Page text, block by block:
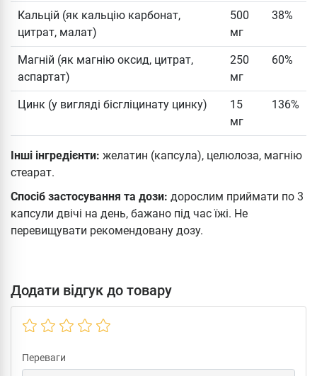
Кальцій (як кальцію карбонат,
цитрат, малат)
500
мг
38%
Магній (як магнію оксид, цитрат,
аспартат)
250
мг
60%
Цинк (у вигляді бісгліцинату цинку)
15
мг
136%
Інші інгредієнти: желатин (капсула), целюлоза, магнію
стеарат.
Спосіб застосування та дози: дорослим приймати по 3
капсули двічі на день, бажано під час їжі. Не
перевищувати рекомендовану дозу.
Додати відгук до товару
Переваги